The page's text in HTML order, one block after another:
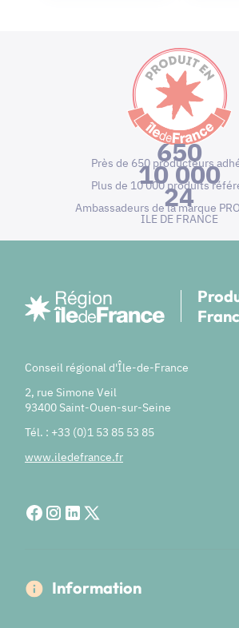
650
Près de 650 producteurs
10 000
Plus de 10 000 produits
24
Ambassadeurs de la marque
ILE DE FRANCE
Conseil régional d'Île-de-France
2, rue Simone Veil
93400 Saint-Ouen-sur-Seine
Tél. : +33 (0)1 53 85 53 85
www.iledefrance.fr
Information